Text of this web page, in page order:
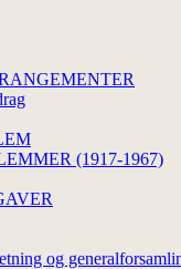
(1917-1967)
og